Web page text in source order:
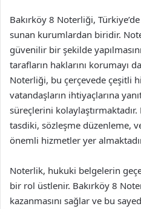
Bakırköy 8 Noterliği,
sunan kurumlardan biridir.
güvenilir bir şekilde
tarafların haklarını korumayı
Noterliği, bu çerçevede çeşitli
vatandaşların ihtiyaçlarına
süreçlerini
tasdiki, sözleşme düzenleme,
önemli hizmetler yer
Noterlik, hukuki belgelerin
bir rol üstlenir. Bakırköy 8
kazanmasını sağlar ve bu